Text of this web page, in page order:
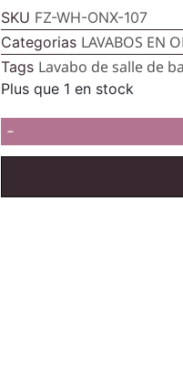
SKU FZ-WH-ONX-107
Categorias LAVABOS EN
Tags Lavabo de salle de
Plus que 1 en stock
-